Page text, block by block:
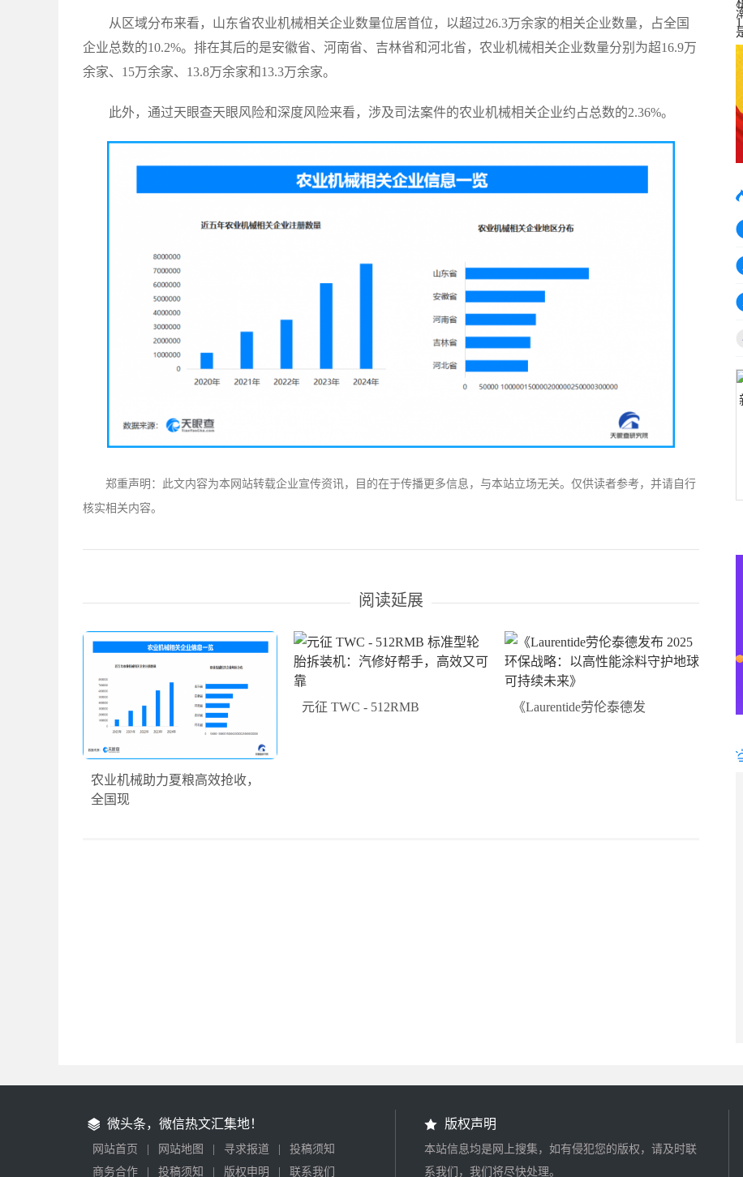
从区域分布来看，山东省农业机械相关企业数量位居首位，以超过26.3万余家的相关企业数量，占全国
企业总数的10.2%。排在其后的是安徽省、河南省、吉林省和河北省，农业机械相关企业数量分别为超16.9万
余家、15万余家、13.8万余家和13.3万余家。
此外，通过天眼查天眼风险和深度风险来看，涉及司法案件的农业机械相关企业约占总数的2.36%。
郑重声明：此文内容为本网站转载企业宣传资讯，目的在于传播更多信息，与本站立场无关。仅供读者参考，并请自行
核实相关内容。
阅读延展
农业机械助力夏粮高效抢收，
全国现
元征 TWC - 512RMB 《Laurentide劳伦泰德发
微头条，微信热文汇集地！
网站首页 网站地图 寻求报道
投稿须知
商务合作
投稿须知 版权申明 联系我们
版权声明
本站信息均是网上搜集，如有侵犯您的版权，请及时联
系我们，我们将尽快处理。